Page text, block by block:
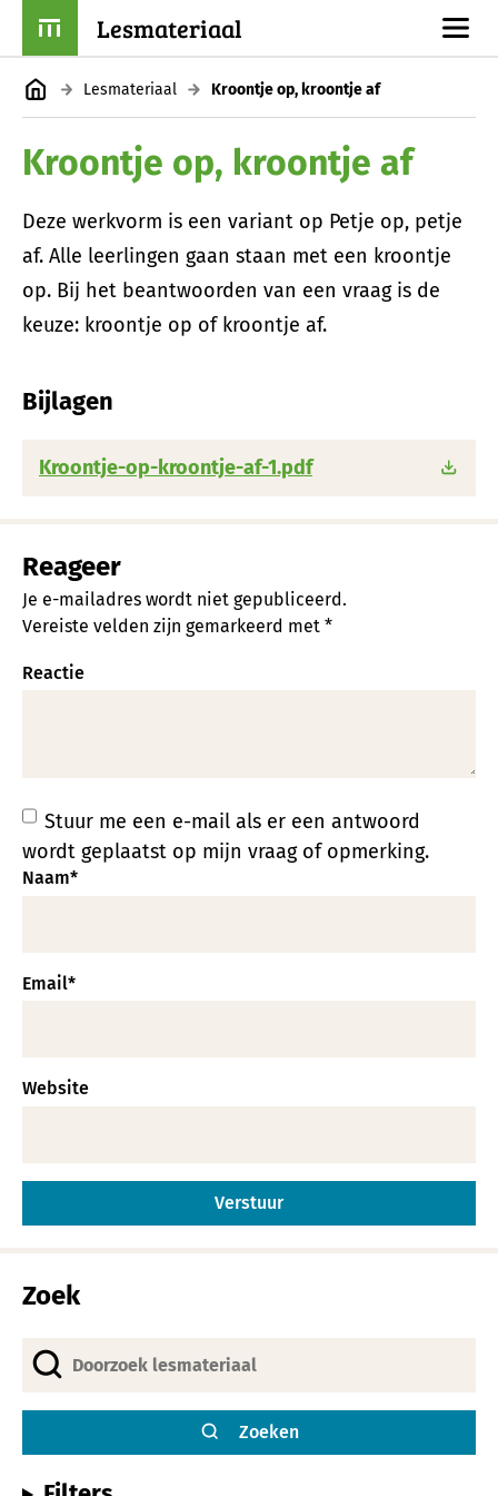
Lesmateriaal
Lesmateriaal Kroontje op, kroontje af
Kroontje op, kroontje af
Deze werkvorm is een variant op Petje op, petje
af. Alle leerlingen gaan staan met een kroontje
op. Bij het beantwoorden van een vraag is de
keuze: kroontje op of kroontje af.
Bijlagen
Kroontje-op-kroontje-af-1.pdf
Reageer
Je e-mailadres wordt niet gepubliceerd.
Vereiste velden zijn gemarkeerd met *
Reactie
Stuur me een e-mail als er een antwoord
wordt geplaatst op mijn vraag of opmerking.
Naam*
Email*
Website
Zoek
Zoeken